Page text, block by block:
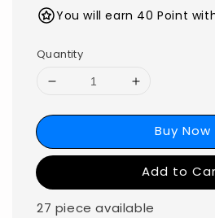
You will earn 40 Point
Quantity
Buy Now
Add to
27 piece available